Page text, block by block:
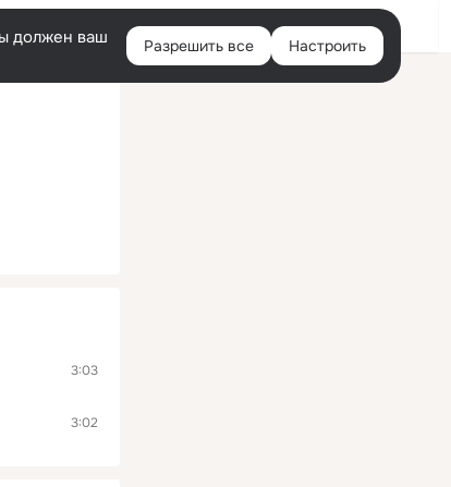
Войти
должен ваш
Разрешить все Настроить
3:03
3:02